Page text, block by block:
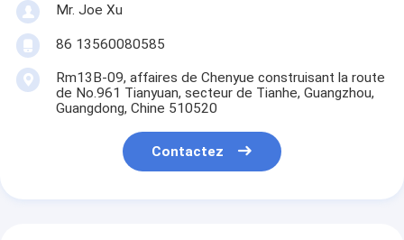
Mr. Joe Xu
86 13560080585
Rm13B-09, affaires de Chenyue construisant la route
de No.961 Tianyuan, secteur de Tianhe, Guangzhou,
Guangdong, Chine 510520
Contactez